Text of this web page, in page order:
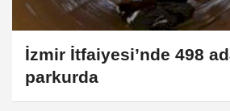
İzmir İtfaiyesi’nde 498
parkurda